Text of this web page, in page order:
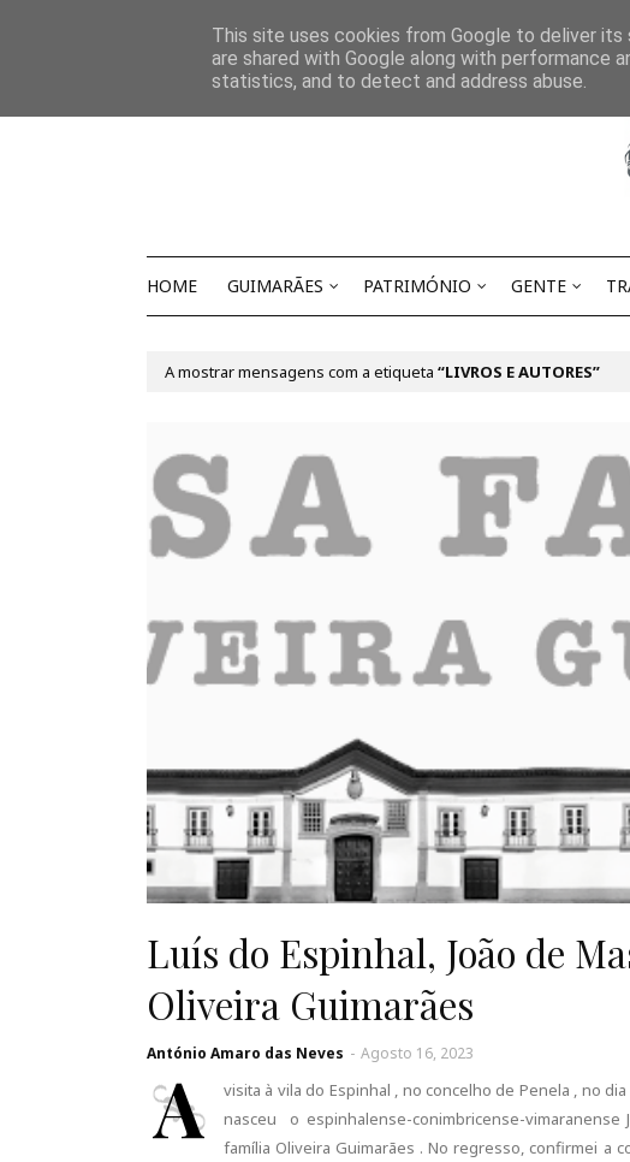
HOME GUIMARÃES PATRIMÓNIO GENTE
A mostrar mensagens com a etiqueta LIVROS E AUTORES
Luís do Espinhal, João de
Oliveira Guimarães
António Amaro das Neves - Agosto 16, 2023
A
visita à vila do Espinhal , no concelho de Penela , no
nasceu o espinhalense-conimbricense-vimaranense
família Oliveira Guimarães . No regresso, confirmei a
This site uses cookies from Google to deliver
are shared with Google along with performance
statistics, and to detect and address abuse.